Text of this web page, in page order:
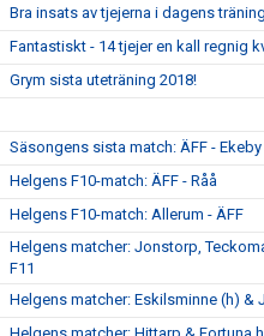
Bra insats av tjejerna i dagens
Fantastiskt - 14 tjejer en kall regnig
Grym sista uteträning 2018!
Säsongens sista match: ÄFF - Ekeby
Helgens F10-match: ÄFF - Råå
Helgens F10-match: Allerum - ÄFF
Helgens matcher: Jonstorp,
F11
Helgens matcher: Eskilsminne (h) &